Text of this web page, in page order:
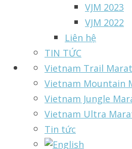
VJM 2023
VJM 2022
Liên hệ
TIN TỨC
Vietnam Trail
Vietnam Mountain
Vietnam Jungle
Vietnam Ultra
Tin tức